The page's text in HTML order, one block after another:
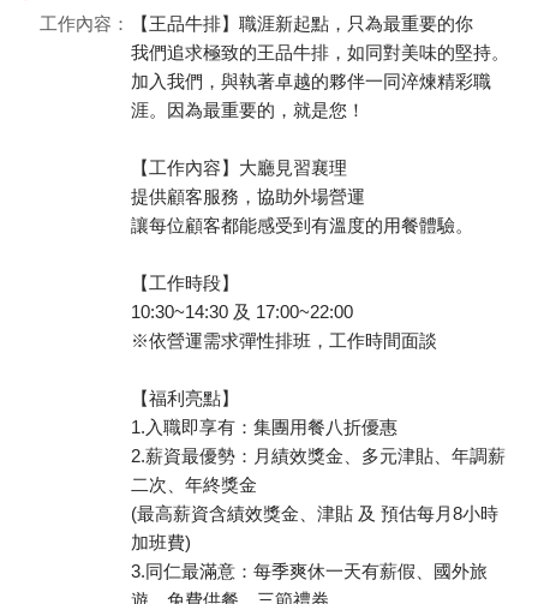
工作內容：
【王品牛排】職涯新起點，只為最重要的你
我們追求極致的王品牛排，如同對美味的堅持。
加入我們，與執著卓越的夥伴一同淬煉精彩職
涯。因為最重要的，就是您！
【工作內容】大廳見習襄理
提供顧客服務，協助外場營運
讓每位顧客都能感受到有溫度的用餐體驗。
【工作時段】
10:30~14:30 及 17:00~22:00
※依營運需求彈性排班，工作時間面談
【福利亮點】
1.入職即享有：集團用餐八折優惠
2.薪資最優勢：月績效獎金、多元津貼、年調薪
二次、年終獎金
(最高薪資含績效獎金、津貼 及 預估每月8小時
加班費)
3.同仁最滿意：每季爽休一天有薪假、國外旅
遊、免費供餐、三節禮券